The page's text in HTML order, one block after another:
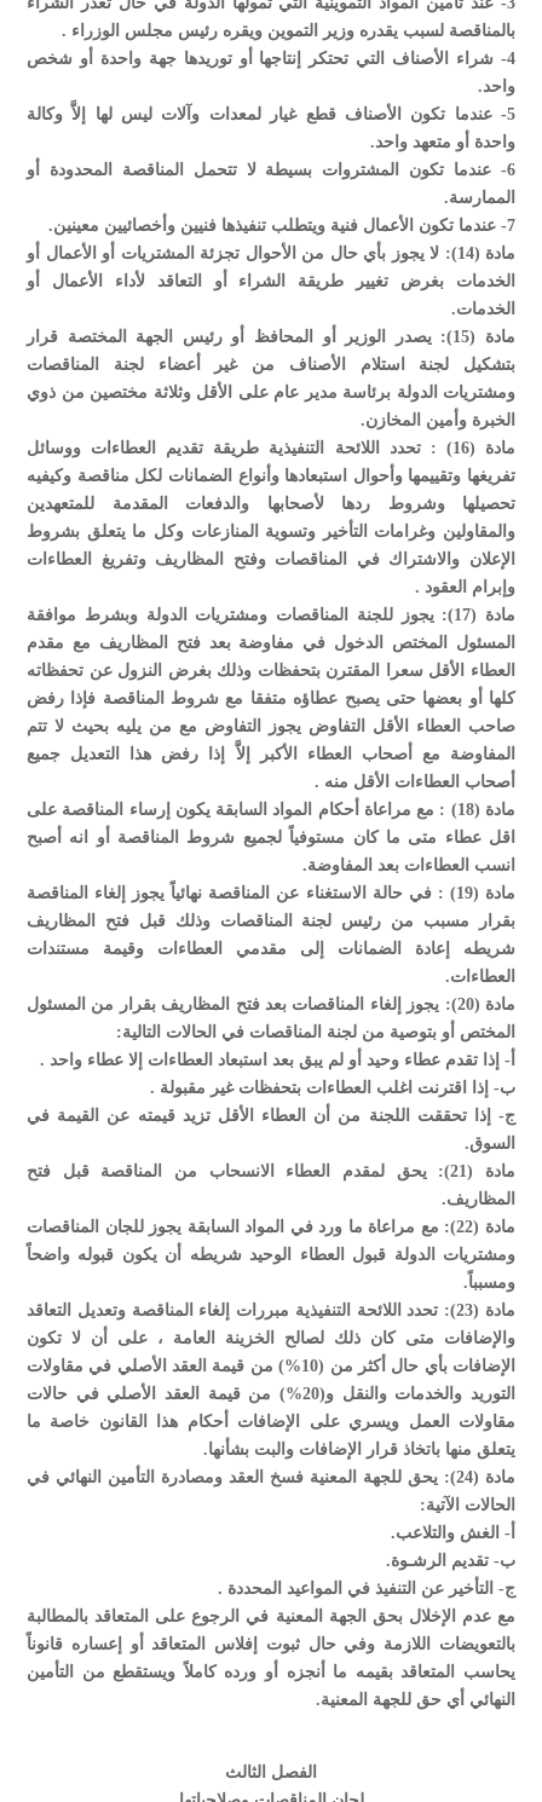
بالمناقصة لسبب يقدره وزير التموين ويقره رئيس مجلس الوزراء .
4- شراء الأصناف التي تحتكر إنتاجها أو توريدها جهة واحدة أو شخص
واحد.
5- عندما تكون الأصناف قطع غيار لمعدات وآلات ليس لها إلاَّ وكالة
واحدة أو متعهد واحد.
6- عندما تكون المشتروات بسيطة لا تتحمل المناقصة المحدودة أو
الممارسة.
7- عندما تكون الأعمال فنية ويتطلب تنفيذها فنيين وأخصائيين معينين.
مادة (14): لا يجوز بأي حال من الأحوال تجزئة المشتريات أو الأعمال أو
الخدمات بغرض تغيير طريقة الشراء أو التعاقد لأداء الأعمال أو
الخدمات.
مادة (15): يصدر الوزير أو المحافظ أو رئيس الجهة المختصة قرار
بتشكيل لجنة استلام الأصناف من غير أعضاء لجنة المناقصات
ومشتريات الدولة برئاسة مدير عام على الأقل وثلاثة مختصين من ذوي
الخبرة وأمين المخازن.
مادة (16) : تحدد اللائحة التنفيذية طريقة تقديم العطاءات ووسائل
تفريغها وتقييمها وأحوال استبعادها وأنواع الضمانات لكل مناقصة وكيفيه
تحصيلها وشروط ردها لأصحابها والدفعات المقدمة للمتعهدين
والمقاولين وغرامات التأخير وتسوية المنازعات وكل ما يتعلق بشروط
الإعلان والاشتراك في المناقصات وفتح المظاريف وتفريغ العطاءات
وإبرام العقود .
مادة (17): يجوز للجنة المناقصات ومشتريات الدولة وبشرط موافقة
المسئول المختص الدخول في مفاوضة بعد فتح المظاريف مع مقدم
العطاء الأقل سعرا المقترن بتحفظات وذلك بغرض النزول عن تحفظاته
كلها أو بعضها حتى يصبح عطاؤه متفقا مع شروط المناقصة فإذا رفض
صاحب العطاء الأقل التفاوض يجوز التفاوض مع من يليه بحيث لا تتم
المفاوضة مع أصحاب العطاء الأكبر إلاَّ إذا رفض هذا التعديل جميع
أصحاب العطاءات الأقل منه .
مادة (18) : مع مراعاة أحكام المواد السابقة يكون إرساء المناقصة على
اقل عطاء متى ما كان مستوفياً لجميع شروط المناقصة أو انه أصبح
انسب العطاءات بعد المفاوضة.
مادة (19) : في حالة الاستغناء عن المناقصة نهائياً يجوز إلغاء المناقصة
بقرار مسبب من رئيس لجنة المناقصات وذلك قبل فتح المظاريف
شريطه إعادة الضمانات إلى مقدمي العطاءات وقيمة مستندات
العطاءات.
مادة (20): يجوز إلغاء المناقصات بعد فتح المظاريف بقرار من المسئول
المختص أو بتوصية من لجنة المناقصات في الحالات التالية:
‌أ- إذا تقدم عطاء وحيد أو لم يبق بعد استبعاد العطاءات إلا عطاء واحد .
‌ب- إذا اقترنت اغلب العطاءات بتحفظات غير مقبولة .
‌ج- إذا تحققت اللجنة من أن العطاء الأقل تزيد قيمته عن القيمة في
السوق.
مادة (21): يحق لمقدم العطاء الانسحاب من المناقصة قبل فتح
المظاريف.
مادة (22): مع مراعاة ما ورد في المواد السابقة يجوز للجان المناقصات
ومشتريات الدولة قبول العطاء الوحيد شريطه أن يكون قبوله واضحاً
ومسبباً.
مادة (23): تحدد اللائحة التنفيذية مبررات إلغاء المناقصة وتعديل التعاقد
والإضافات متى كان ذلك لصالح الخزينة العامة ، على أن لا تكون
الإضافات بأي حال أكثر من (10%) من قيمة العقد الأصلي في مقاولات
التوريد والخدمات والنقل و(20%) من قيمة العقد الأصلي في حالات
مقاولات العمل ويسري على الإضافات أحكام هذا القانون خاصة ما
يتعلق منها باتخاذ قرار الإضافات والبت بشأنها.
مادة (24): يحق للجهة المعنية فسخ العقد ومصادرة التأمين النهائي في
الحالات الآتية:
‌أ- الغش والتلاعب.
‌ب- تقديم الرشـوة.
‌ج- التأخير عن التنفيذ في المواعيد المحددة .
مع عدم الإخلال بحق الجهة المعنية في الرجوع على المتعاقد بالمطالبة
بالتعويضات اللازمة وفي حال ثبوت إفلاس المتعاقد أو إعساره قانوناً
يحاسب المتعاقد بقيمه ما أنجزه أو ورده كاملاً ويستقطع من التأمين
النهائي أي حق للجهة المعنية.
الفصل الثالث